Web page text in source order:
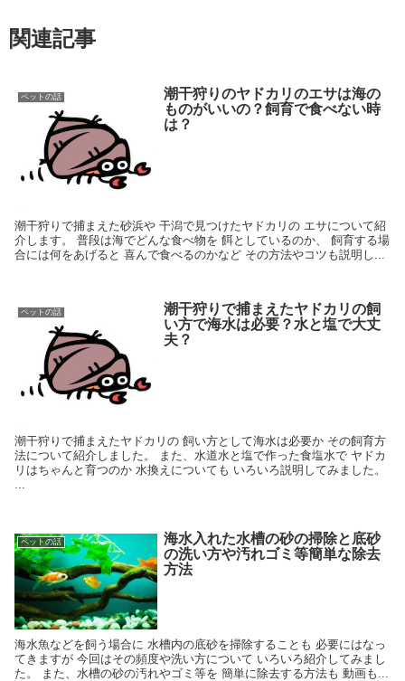
関連記事
ペットの話
潮干狩りのヤドカリのエサは海の
ものがいいの？飼育で食べない時
は？
潮干狩りで捕まえた砂浜や 干潟で見つけたヤドカリの エサについて紹
介します。 普段は海でどんな食べ物を 餌としているのか、 飼育する場
合には何をあげると 喜んで食べるのかなど その方法やコツも説明し...
ペットの話
潮干狩りで捕まえたヤドカリの飼
い方で海水は必要？水と塩で大丈
夫？
潮干狩りで捕まえたヤドカリの 飼い方として海水は必要か その飼育方
法について紹介しました。 また、水道水と塩で作った食塩水で ヤドカ
リはちゃんと育つのか 水換えについても いろいろ説明してみました。
ペットの話
海水入れた水槽の砂の掃除と底砂
の洗い方や汚れゴミ等簡単な除去
方法
海水魚などを飼う場合に 水槽内の底砂を掃除することも 必要にはなっ
てきますが 今回はその頻度や洗い方について いろいろ紹介してみまし
た。 また、水槽の砂の汚れやゴミ等を 簡単に除去する方法も 動画も...